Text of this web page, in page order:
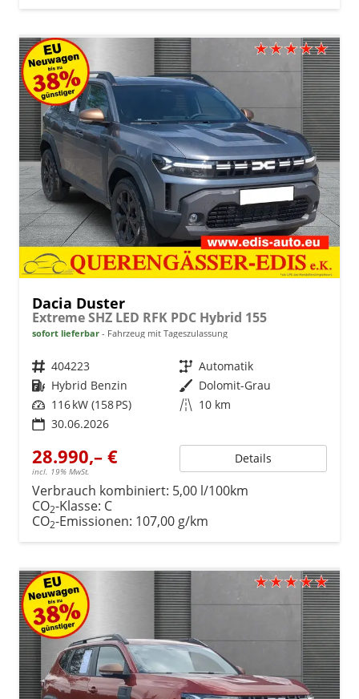
Dacia Duster
Extreme SHZ LED RFK PDC Hybrid 155
sofort lieferbar Fahrzeug mit Tageszulassung
Fahrzeugnr. 404223 Getriebe Automatik
Kraftstoff Hybrid Benzin Außenfarbe Dolomit-Grau
Leistung 116 kW (158 PS) Kilometerstand 10 km
30.06.2026
28.990,– €
incl. 19% MwSt.
Details
Verbrauch kombiniert: 5,00 l/100km
CO2-Klasse: C
CO2-Emissionen: 107,00 g/km